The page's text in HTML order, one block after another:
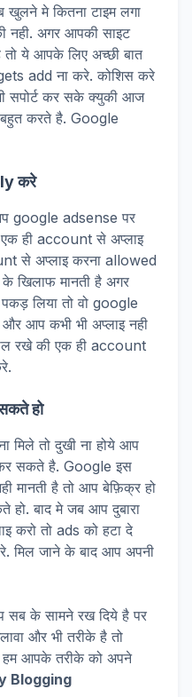
खुलने मे कितना टाइम लगा
नही. अगर आपकी साइट
ये आपके लिए अच्छी बात
add ना करे. कोशिस करे
सपोर्ट कर सके क्युकी आज
बहुत करते है. Google
करे
google adsense पर
ही account से अप्लाइ
से अप्लाइ करना allowed
खिलाफ मानती है अगर
लिया तो वो google
आप कभी भी अप्लाइ नही
रखे की एक ही account
हो
मिले तो दुखी ना होये आप
सकते है. Google इस
मानती है तो आप बेफ़िक्र हो
बाद मे जब आप दुबारा
करो तो ads को हटा दे
मिल जाने के बाद आप अपनी
सब के सामने रख दिये है पर
और भी तरीके है तो
आपके तरीके को अपने
Blogging